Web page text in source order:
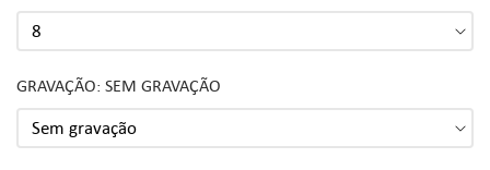
GRAVAÇÃO: SEM GRAVAÇÃO